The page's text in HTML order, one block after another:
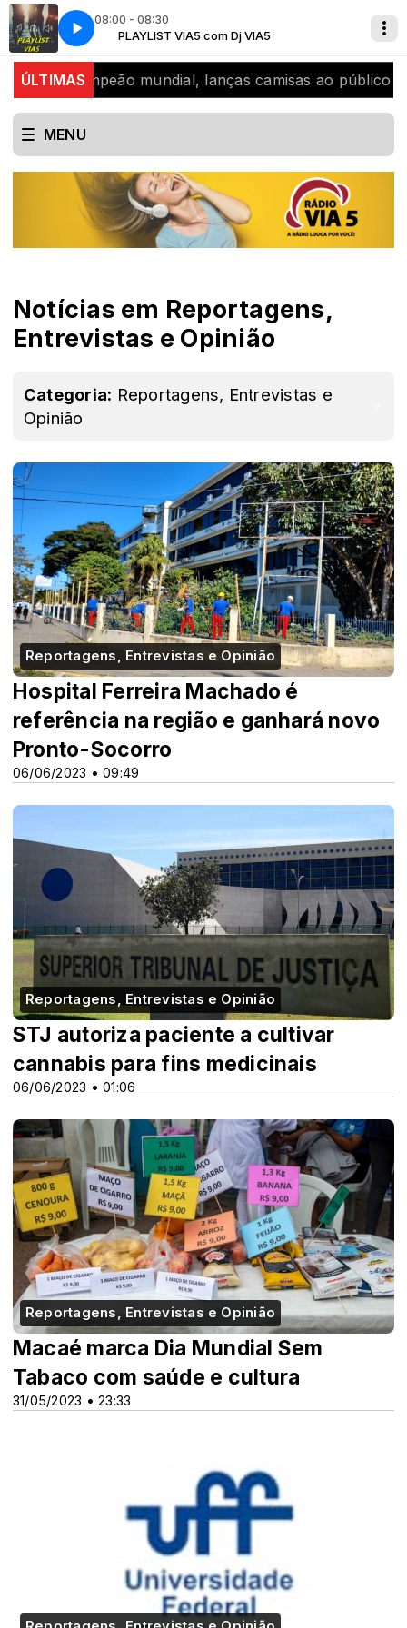
08:00 - 08:30
PLAYLIST VIA5 com Dj VIA5
Segundo Sol)Wesley Safadão - Vem Meu Amor (Novela Segundo Sol)
ÚLTIMAS
bicampeão mundial, lanças camisas ao público
MENU
Notícias em Reportagens,
Entrevistas e Opinião
Categoria: Reportagens, Entrevistas e
Opinião
Reportagens, Entrevistas e Opinião
06/06/2023 • 09:49
Hospital Ferreira Machado é
referência na região e ganhará novo
Pronto-Socorro
Reportagens, Entrevistas e Opinião
06/06/2023 • 01:06
STJ autoriza paciente a cultivar
cannabis para fins medicinais
Reportagens, Entrevistas e Opinião
31/05/2023 • 23:33
Macaé marca Dia Mundial Sem
Tabaco com saúde e cultura